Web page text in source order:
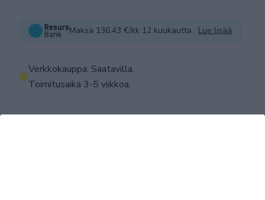
Maksa 136.43 €/kk 12 kuukautta. Lue lisää
Verkkokauppa: Saatavilla.
Toimitusaika 3-5 viikkoa.